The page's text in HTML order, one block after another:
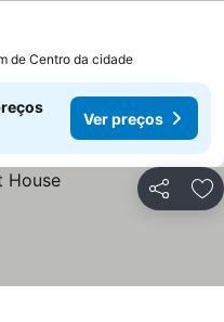
de Centro da cidade
Ver preços
Partilhar